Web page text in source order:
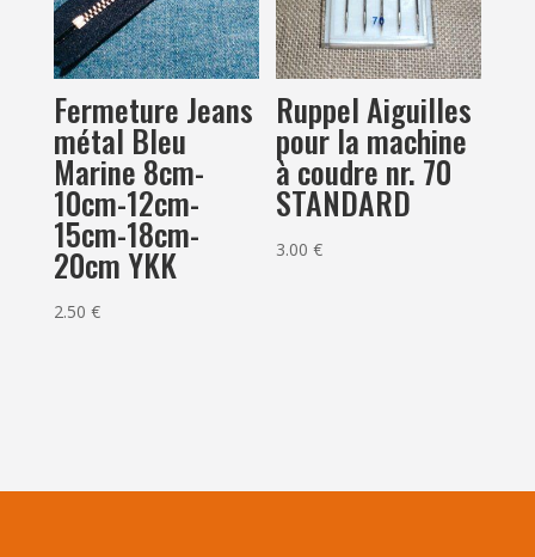
Fermeture Jeans
métal Bleu
Marine 8cm-
10cm-12cm-
15cm-18cm-
20cm YKK
2.50 €
Ruppel Aiguilles
pour la machine
à coudre nr. 70
STANDARD
3.00€